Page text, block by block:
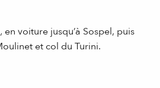
voiture jusqu’à Sospel, puis
et col du Turini.